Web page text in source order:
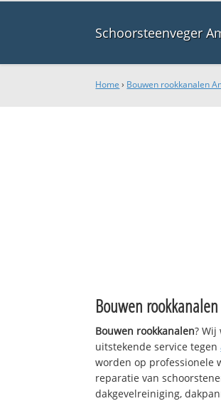
Schoorsteenveger
Home › Bouwen rookkanalen
Bouwen rookkanalen
Bouwen rookkanalen?
uitstekende service tegen
worden op professionele
reparatie van
dakgevelreiniging,